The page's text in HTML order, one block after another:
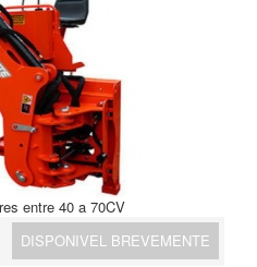
entre 40 a 70CV
DISPONIVEL BREVEMENTE